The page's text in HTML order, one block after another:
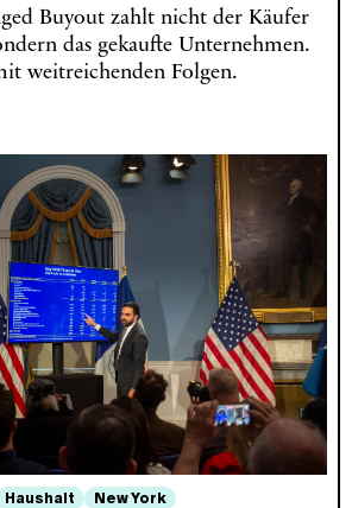
Buyout zahlt nicht der Käufer
das gekaufte Unternehmen.
weitreichenden Folgen.
Haushalt New York